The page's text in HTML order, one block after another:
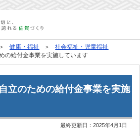
健康・福祉
社会福祉・児童福祉
の給付金事業を実施しています
立のための給付金事業を実施
最終更新日：2025年4月1日